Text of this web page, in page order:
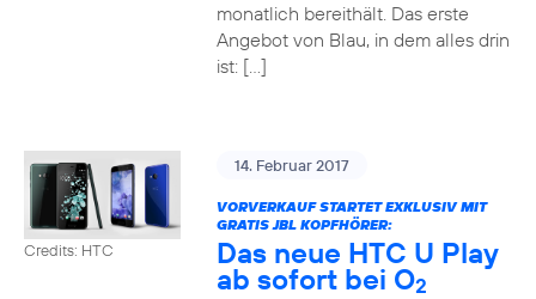
monatlich bereithält. Das erste
Angebot von Blau, in dem alles drin
ist: […]
Credits: HTC
14. Februar 2017
VORVERKAUF STARTET EXKLUSIV MIT
GRATIS JBL KOPFHÖRER:
Das neue HTC U Play
ab sofort bei O2